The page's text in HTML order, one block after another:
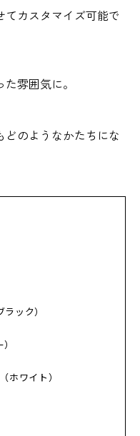
てカスタマイズ可能で
雰囲気に。
どのようなかたちにな
ック）
ワイト）